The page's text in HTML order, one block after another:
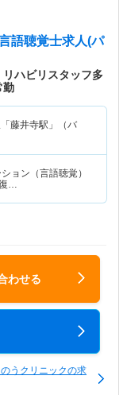
語聴覚士求人(パ
リハビリスタッフ多
勤
藤井寺駅」（バ
ョン（言語聴覚）
復…
わせる
うクリニックの求